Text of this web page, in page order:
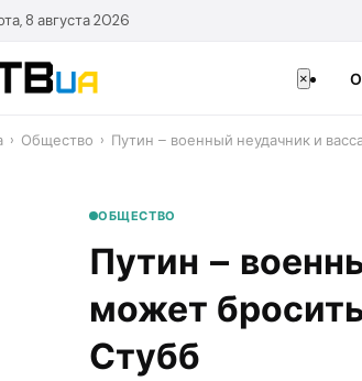
8 августа 2026
×
› Общество › Путин – военный неудачник и
ОБЩЕСТВО
Путин –
может
Стубб